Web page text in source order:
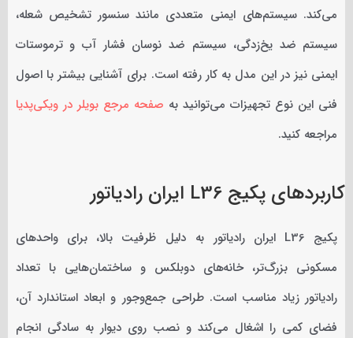
می‌کند. سیستم‌های ایمنی متعددی مانند سنسور تشخیص شعله،
سیستم ضد یخ‌زدگی، سیستم ضد نوسان فشار آب و ترموستات
ایمنی نیز در این مدل به کار رفته است. برای آشنایی بیشتر با اصول
فنی این نوع تجهیزات می‌توانید به صفحه مرجع بویلر در ویکی‌پدیا
مراجعه کنید.
کاربردهای پکیج L36 ایران رادیاتور
پکیج L36 ایران رادیاتور به دلیل ظرفیت بالا، برای واحدهای
مسکونی بزرگ‌تر، خانه‌های دوبلکس و ساختمان‌هایی با تعداد
رادیاتور زیاد مناسب است. طراحی جمع‌وجور و ابعاد استاندارد آن،
فضای کمی را اشغال می‌کند و نصب روی دیوار به سادگی انجام